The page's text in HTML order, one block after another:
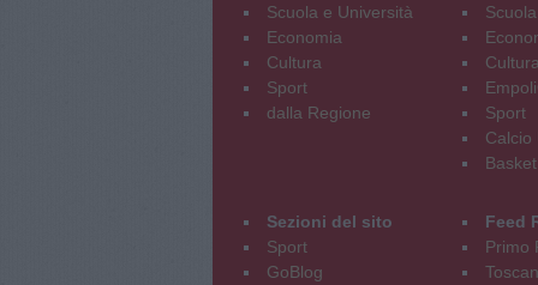
Scuola e Università
Economia
Cultura
Sport
dalla Regione
Cultura
Sport
Calcio
Basket
Sezioni del sito
Sport
GoBlog
Feed
Primo